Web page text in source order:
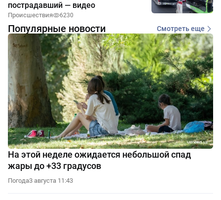
пострадавший — видео
Происшествия 6230
Популярные новости Смотреть еще
На этой неделе ожидается небольшой спад
жары до +33 градусов
Погода3 августа 11:43